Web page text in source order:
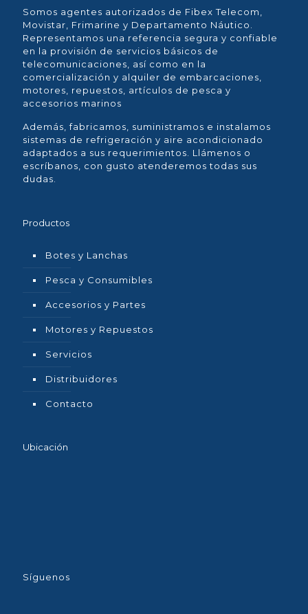
Somos agentes autorizados de Fibex Telecom,
Movistar, Frimarine y Departamento Náutico.
Representamos una referencia segura y confiable
en la provisión de servicios básicos de
telecomunicaciones, así como en la
comercialización y alquiler de embarcaciones,
motores, repuestos, artículos de pesca y
accesorios marinos
Además, fabricamos, suministramos e instalamos
sistemas de refrigeración y aire acondicionado
adaptados a sus requerimientos. Llámenos o
escríbanos, con gusto atenderemos todas sus
dudas.
Productos
Botes y Lanchas
Pesca y Consumibles
Accesorios y Partes
Motores y Repuestos
Servicios
Distribuidores
Contacto
Ubicación
Síguenos